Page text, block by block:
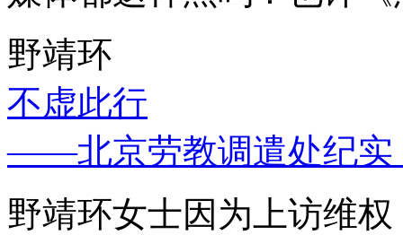
野靖环
不虚此行
——北京劳教调遣处纪实
野靖环女士因为上访维